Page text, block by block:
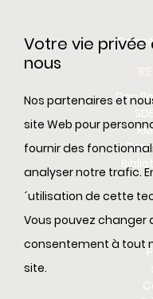
Votre vie
nous
Nos partenaires et
site Web pour
fournir des
analyser notre trafic.
´utilisation de cette
Vous pouvez changer
consentement à tout
site.
Don